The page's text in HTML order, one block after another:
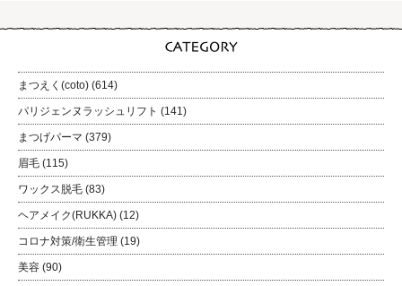
まつえく(coto) (614)
パリジェンヌラッシュリフト (141)
まつげパーマ (379)
眉毛 (115)
ワックス脱毛 (83)
ヘアメイク(RUKKA) (12)
コロナ対策/衛生管理 (19)
美容 (90)